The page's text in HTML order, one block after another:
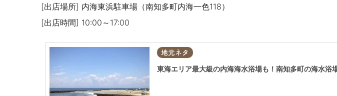
[出店場所] 内海東浜駐車場（南知多町内海一色118）
[出店時間] 10:00～17:00
地元ネタ
東海エリア最大級の内海海水浴場も！南知多町の海水浴